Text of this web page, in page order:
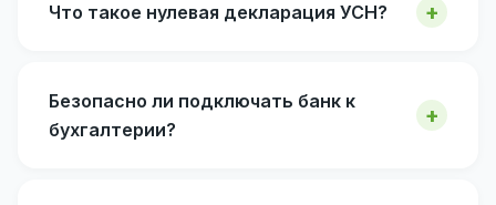
Что такое нулевая декларация УСН?
Безопасно ли подключать банк к
бухгалтерии?